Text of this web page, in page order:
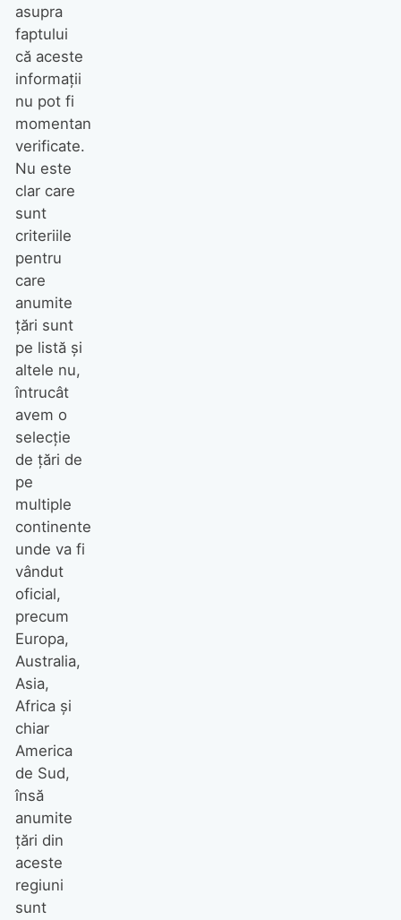
asupra
faptului
că aceste
informații
nu pot fi
momentan
verificate.
Nu este
clar care
sunt
criteriile
pentru
care
anumite
țări sunt
pe listă și
altele nu,
întrucât
avem o
selecție
de țări de
pe
multiple
continente
unde va fi
vândut
oficial,
precum
Europa,
Australia,
Asia,
Africa și
chiar
America
de Sud,
însă
anumite
țări din
aceste
regiuni
sunt